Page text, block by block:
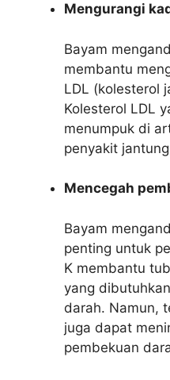
Mengurangi
Bayam
membantu
LDL (kolesterol
Kolesterol LDL
menumpuk di
penyakit
Mencegah
Bayam
penting untuk
K membantu
yang
darah. Namun,
juga dapat
pembekuan